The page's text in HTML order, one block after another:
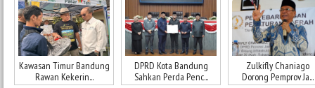
Kawasan Timur Bandung
Rawan Kekerin...
DPRD Kota Bandung
Sahkan Perda Penc...
Zulkifly Chaniago
Dorong Pemprov Ja...